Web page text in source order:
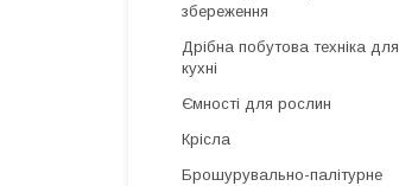
збереження
Дрібна побутова техніка для
кухні
Ємності для рослин
Крісла
Брошурувально-палітурне